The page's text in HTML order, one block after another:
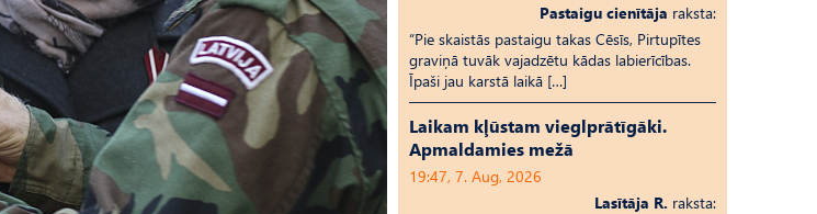
Pastaigu cienītāja raksta:
“Pie skaistās pastaigu takas Cēsīs, Pirtupītes
graviņā tuvāk vajadzētu kādas labierīcības.
Īpaši jau karstā laikā […]
Laikam kļūstam vieglprātīgāki.
Apmaldamies mežā
19:47, 7. Aug, 2026
Lasītāja R. raksta: